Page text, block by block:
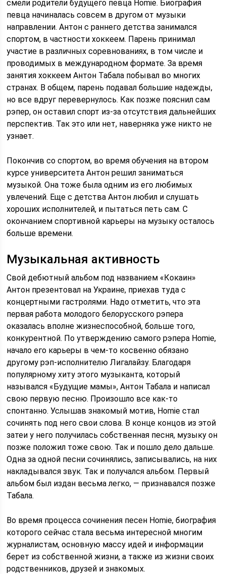
смели родители будущего певца Homie. Биография
певца начиналась совсем в другом от музыки
направлении. Антон с раннего детства занимался
спортом, в частности хоккеем. Парень принимал
участие в различных соревнованиях, в том числе и
проводимых в международном формате. За время
занятия хоккеем Антон Табала побывал во многих
странах. В общем, парень подавал большие надежды,
но все вдруг перевернулось. Как позже пояснил сам
рэпер, он оставил спорт из-за отсутствия дальнейших
перспектив. Так это или нет, наверняка уже никто не
узнает.
Покончив со спортом, во время обучения на втором
курсе университета Антон решил заниматься
музыкой. Она тоже была одним из его любимых
увлечений. Еще с детства Антон любил и слушать
хороших исполнителей, и пытаться петь сам. С
окончанием спортивной карьеры на музыку осталось
больше времени.
Музыкальная активность
Свой дебютный альбом под названием «Кокаин»
Антон презентовал на Украине, приехав туда с
концертными гастролями. Надо отметить, что эта
первая работа молодого белорусского рэпера
оказалась вполне жизнеспособной, больше того,
конкурентной. По утверждению самого рэпера Homie,
начало его карьеры в чем-то косвенно обязано
другому рэп-исполнителю Лигалайзу. Благодаря
популярному хиту этого музыканта, который
назывался «Будущие мамы», Антон Табала и написал
свою первую песню. Произошло все как-то
спонтанно. Услышав знакомый мотив, Homie стал
сочинять под него свои слова. В конце концов из этой
затеи у него получилась собственная песня, музыку он
позже положил тоже свою. Так и пошло дело дальше.
Одна за одной песни сочинялись, записывались, на них
накладывался звук. Так и получался альбом. Первый
альбом был издан весьма легко, — признавался позже
Табала.
Во время процесса сочинения песен Homie, биография
которого сейчас стала весьма интересной многим
журналистам, основную массу идей и информации
берет из собственной жизни, а также из жизни своих
родственников, друзей и знакомых.